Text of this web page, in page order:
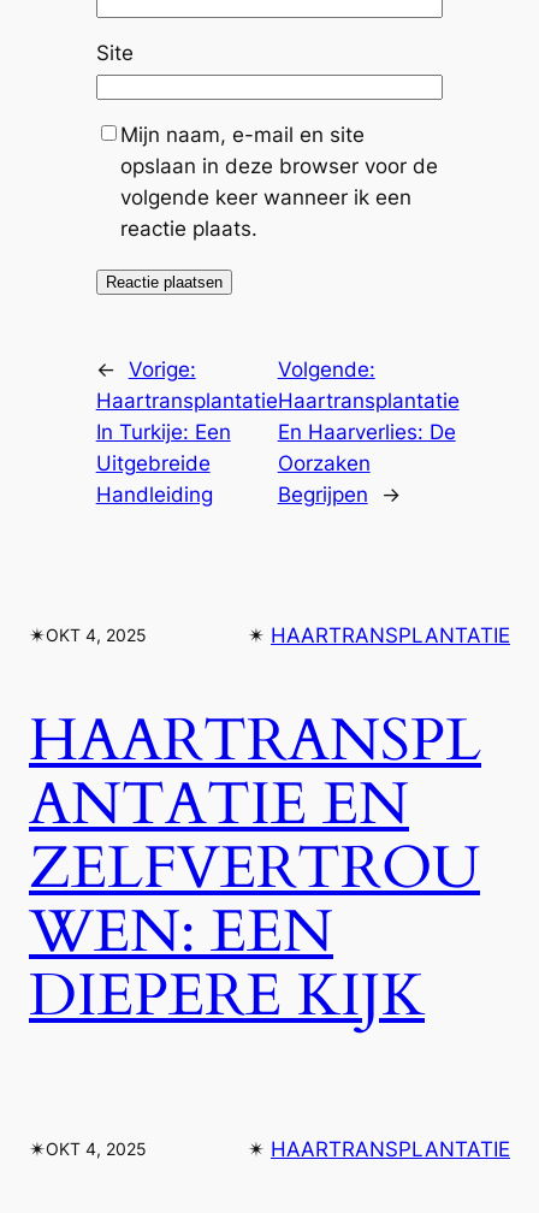
Site
Mijn naam, e-mail en site
opslaan in deze browser voor de
volgende keer wanneer ik een
reactie plaats.
← Vorige:
Haartransplantatie
In Turkije: Een
Uitgebreide
Handleiding
Volgende:
Haartransplantatie
En Haarverlies: De
Oorzaken
Begrijpen
→
✴︎OKT 4, 2025 ✴︎ HAARTRANSPLANTATIE
HAARTRANSPL
ANTATIE EN
ZELFVERTROU
WEN: EEN
DIEPERE KIJK
✴︎OKT 4, 2025 ✴︎ HAARTRANSPLANTATIE